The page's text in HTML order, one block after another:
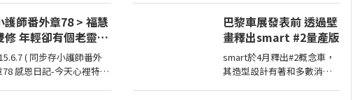
的家庭！ 《女大
師番外章78 > 福慧
卻有個老靈魂
金剛經〉podcast
( 同步存小護師番外
78 感恩日記-今天心裡特別
巴黎車展發表前 透過壁
畫釋出smart #2量產版
smart於4月釋出#2概念車，
其造型設計有著和多數消費